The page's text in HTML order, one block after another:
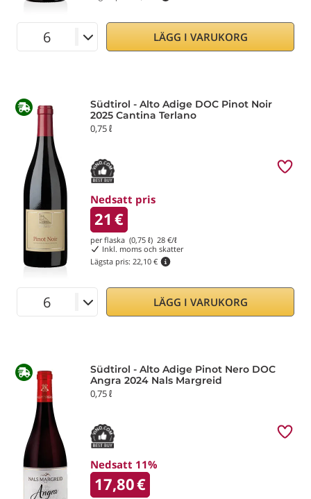
LÄGG I VARUKORG
Südtirol - Alto Adige DOC Pinot Noir
2025 Cantina Terlano
0,75 ℓ
Nedsatt pris
21 €
per flaska (0,75 ℓ) 28 €/ℓ
Inkl. moms och skatter
Lägsta pris: 22,10 €
LÄGG I VARUKORG
Südtirol - Alto Adige Pinot Nero DOC
Angra 2024 Nals Margreid
0,75 ℓ
Nedsatt 11%
17,80€